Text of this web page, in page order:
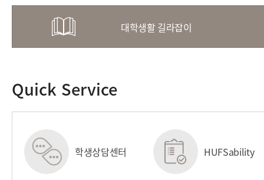
대학생활 길라잡이
Quick Service
학생상담센터 HUFSability